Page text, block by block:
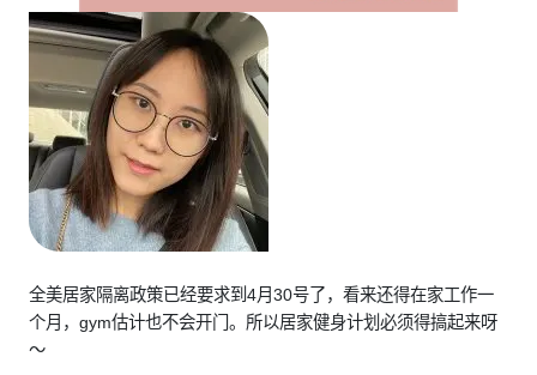
全美居家隔离政策已经要求到4月30号了，看来还得在家工作一
个月，gym估计也不会开门。所以居家健身计划必须得搞起来呀
～